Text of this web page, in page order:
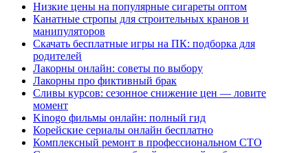
Низкие цены на популярные сигареты оптом
Канатные стропы для строительных кранов и
манипуляторов
Скачать бесплатные игры на ПК: подборка для
родителей
Лакорны онлайн: советы по выбору
Лакорны про фиктивный брак
Сливы курсов: сезонное снижение цен — ловите
момент
Kinogo фильмы онлайн: полный гид
Корейские сериалы онлайн бесплатно
Комплексный ремонт в профессиональном СТО